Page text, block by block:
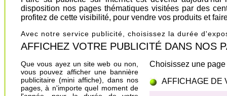
disposition nos pages thématiques visitées par des
profitez de cette visibilité, pour vendre vos produits et
Avec notre service publicité, choisissez la durée
AFFICHEZ VOTRE PUBLICITÉ DANS NOS
Que vous ayez un site web ou non,
vous pouvez afficher une bannière
publicitaire (mini affiche), dans nos
pages, à n'importe quel moment de
Choisissez une
AFFICHAGE DE